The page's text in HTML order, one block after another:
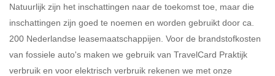
69.399,- )
Eigen bijdrage
Natuurlijk zijn het inschattingen naar de toekomst toe, maar die
inschattingen zijn goed te noemen en worden gebruikt door ca.
200 Nederlandse leasemaatschappijen. Voor de brandstofkosten
van fossiele auto's maken we gebruik van TravelCard Praktijk
verbruik en voor elektrisch verbruik rekenen we met onze